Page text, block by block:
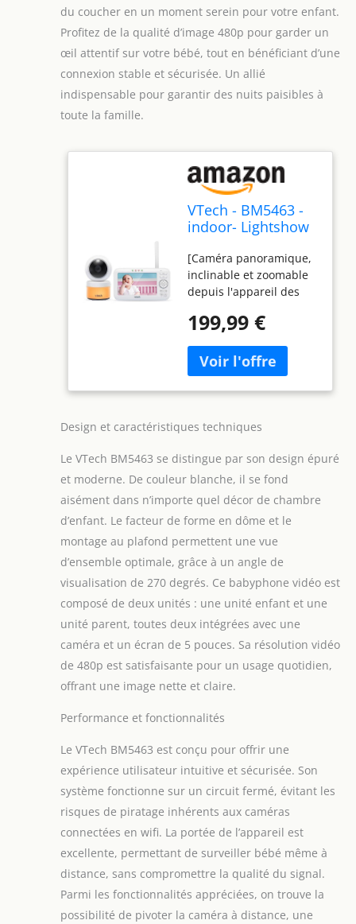
du coucher en un moment serein pour votre enfant.
Profitez de la qualité d’image 480p pour garder un
œil attentif sur votre bébé, tout en bénéficiant d’une
connexion stable et sécurisée. Un allié
indispensable pour garantir des nuits paisibles à
toute la famille.
VTech - BM5463 -
indoor- Lightshow
Baby Monitor with
Projection and
Night Light 480p -
[Caméra panoramique,
inclinable et zoomable
depuis l'appareil des
peut effectuer des
vient jusqu'à 270
degrés et s'incliner de
haut en bas jusqu'à 25
les mouvements de
plus de détails ? La
caméra zoome jusqu'à
bébé IPS 5 pouces】: Le
moniteur de bébé
VTech avec caméra et
écran couleur IPS 5
pouces d'une résolution
de 480*272 vous offre
des images claires et
colorées de votre bébé,
de jour comme de nuit,
infrarouge à vision
nocturne. Vous ne
moment avec votre
enfant. 【Sons
apaisants, veilleuse et
capteur de
température】: La
veilleuse 7 couleurs
avec mode arc-en-ciel, 4
sons doux et 5 mélodies
apaisantes
commutables créent un
environnement
confortable pour votre
199,99 €
Design et caractéristiques techniques
Le VTech BM5463 se distingue par son design épuré
et moderne. De couleur blanche, il se fond
aisément dans n’importe quel décor de chambre
d’enfant. Le facteur de forme en dôme et le
montage au plafond permettent une vue
d’ensemble optimale, grâce à un angle de
visualisation de 270 degrés. Ce babyphone vidéo est
composé de deux unités : une unité enfant et une
unité parent, toutes deux intégrées avec une
caméra et un écran de 5 pouces. Sa résolution vidéo
de 480p est satisfaisante pour un usage quotidien,
offrant une image nette et claire.
Performance et fonctionnalités
Le VTech BM5463 est conçu pour offrir une
expérience utilisateur intuitive et sécurisée. Son
système fonctionne sur un circuit fermé, évitant les
risques de piratage inhérents aux caméras
connectées en wifi. La portée de l’appareil est
excellente, permettant de surveiller bébé même à
distance, sans compromettre la qualité du signal.
Parmi les fonctionnalités appréciées, on trouve la
possibilité de pivoter la caméra à distance, une